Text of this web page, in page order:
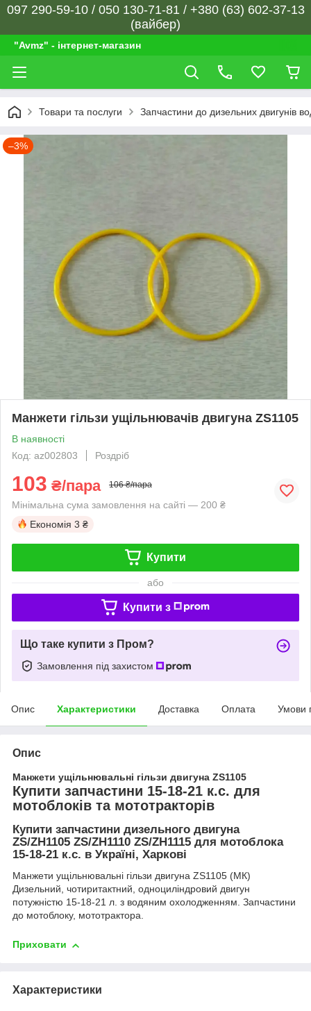
097 290-59-10 / 050 130-71-81 / +380 (63) 602-37-13
(вайбер)
"Avmz" - інтернет-магазин
Товари та послуги Запчастини до дизельних двигунів
–3%
Манжети гільзи ущільнювачів двигуна ZS1105
В наявності
Код: az002803
Роздріб
103 ₴/пара 106 ₴/пара
Мінімальна сума замовлення на сайті — 200 ₴
Економія 3 ₴
Купити
або
Купити з
Що таке купити з Пром?
Замовлення під захистом
Опис Характеристики Доставка Оплата Умови
Опис
Манжети ущільнювальні гільзи двигуна ZS1105
Купити запчастини 15-18-21 к.с. для
мотоблоків та мототракторів
Купити запчастини дизельного двигуна
ZS/ZH1105 ZS/ZH1110 ZS/ZH1115 для мотоблока
15-18-21 к.с. в Україні, Харкові
Манжети ущільнювальні гільзи двигуна ZS1105 (МК)
Дизельний, чотиритактний, одноциліндровий двигун
потужністю 15-18-21 л. з водяним охолодженням. Запчастини
до мотоблоку, мототрактора.
Приховати
Характеристики